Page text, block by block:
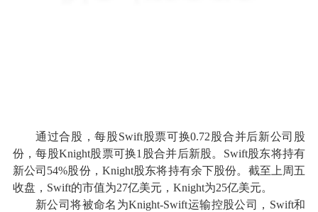
通过合股，每股Swift股票可换0.72股合并后新公司股
份，每股Knight股票可换1股合并后新股。Swift股东将持有
新公司54%股份，Knight股东将持有余下股份。截至上周五
收盘，Swift的市值为27亿美元，Knight为25亿美元。
新公司将被命名为Knight-Swift运输控股公司，Swift和